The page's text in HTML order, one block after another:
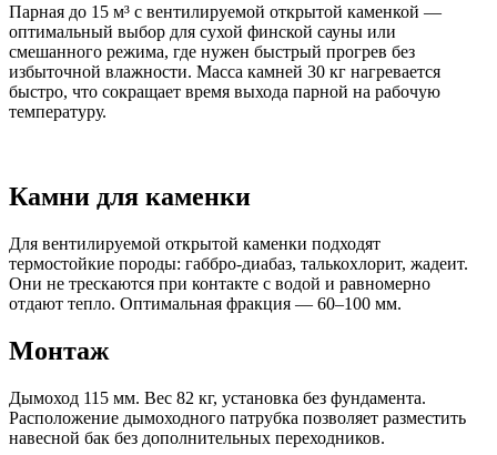
Парная до 15 м³ с вентилируемой открытой каменкой —
оптимальный выбор для сухой финской сауны или
смешанного режима, где нужен быстрый прогрев без
избыточной влажности. Масса камней 30 кг нагревается
быстро, что сокращает время выхода парной на рабочую
температуру.
Камни для каменки
Для вентилируемой открытой каменки подходят
термостойкие породы: габбро-диабаз, талькохлорит, жадеит.
Они не трескаются при контакте с водой и равномерно
отдают тепло. Оптимальная фракция — 60–100 мм.
Монтаж
Дымоход 115 мм. Вес 82 кг, установка без фундамента.
Расположение дымоходного патрубка позволяет разместить
навесной бак без дополнительных переходников.